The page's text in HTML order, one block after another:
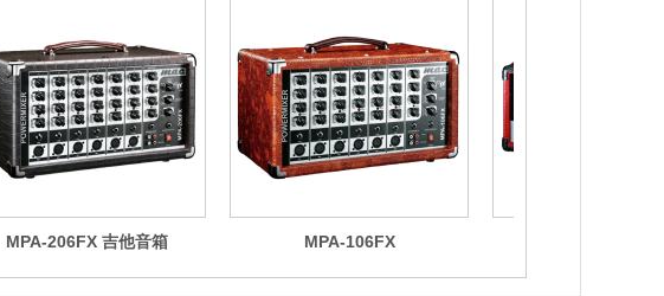
MPA-206FX 吉他音箱 MPA-106FX